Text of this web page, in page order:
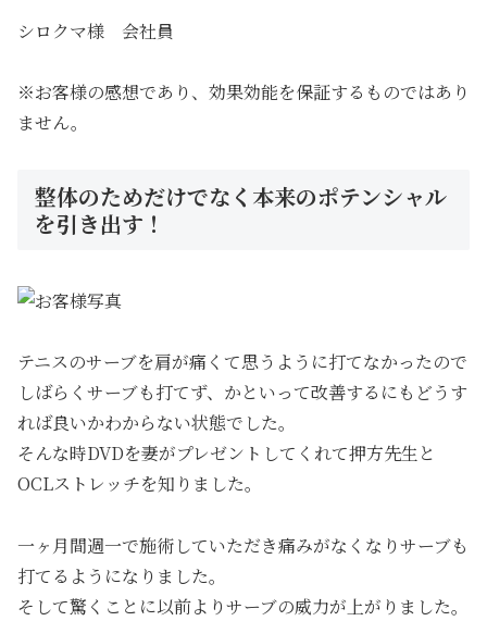
シロクマ様 会社員
※お客様の感想であり、効果効能を保証するものではあり
ません。
整体のためだけでなく本来のポテンシャル
を引き出す！
テニスのサーブを肩が痛くて思うように打てなかったので
しばらくサーブも打てず、かといって改善するにもどうす
れば良いかわからない状態でした。
そんな時DVDを妻がプレゼントしてくれて押方先生と
OCLストレッチを知りました。
一ヶ月間週一で施術していただき痛みがなくなりサーブも
打てるようになりました。
そして驚くことに以前よりサーブの威力が上がりました。